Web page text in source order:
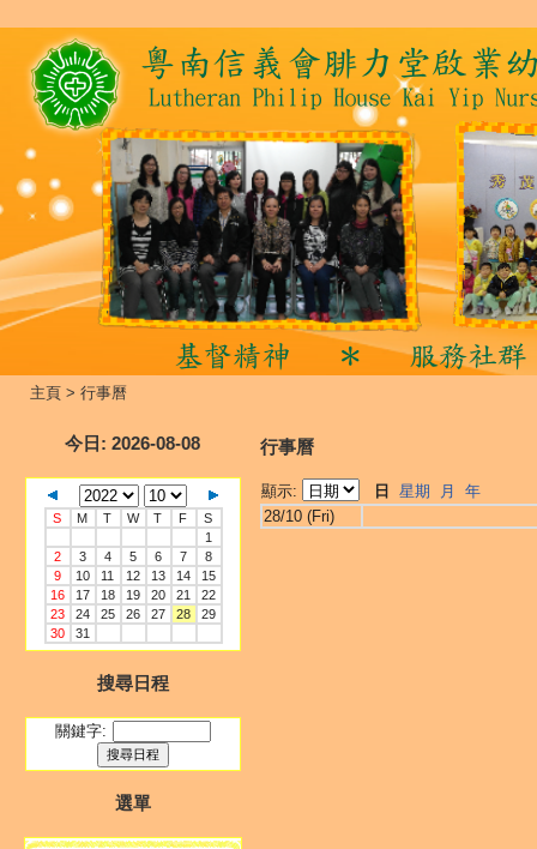
主頁 > 行事曆
今日 : 2026-08-08
S M T W T F
S
1
2
3 4 5 6 7
8
9
10 11 12 13 14
15
16
17 18 19 20 21
22
23
24 25 26 27 28
29
30
31
搜尋日程
關鍵字:
選單
行事曆
顯示: 日 星期 月
年
28/10 (Fri)